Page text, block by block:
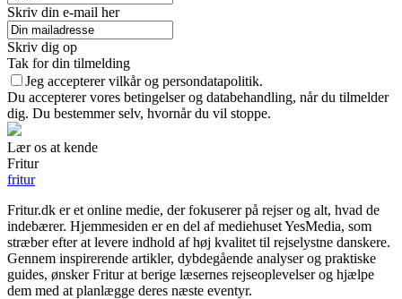
Skriv din e-mail her
Skriv dig op
Tak for din tilmelding
Jeg accepterer vilkår og persondatapolitik.
Du accepterer vores betingelser og databehandling, når du tilmelder
dig. Du bestemmer selv, hvornår du vil stoppe.
Lær os at kende
Fritur
fritur
Fritur.dk er et online medie, der fokuserer på rejser og alt, hvad de
indebærer. Hjemmesiden er en del af mediehuset YesMedia, som
stræber efter at levere indhold af høj kvalitet til rejselystne danskere.
Gennem inspirerende artikler, dybdegående analyser og praktiske
guides, ønsker Fritur at berige læsernes rejseoplevelser og hjælpe
dem med at planlægge deres næste eventyr.